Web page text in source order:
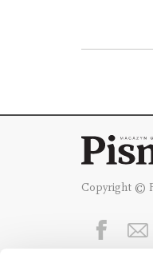
Copyright ©